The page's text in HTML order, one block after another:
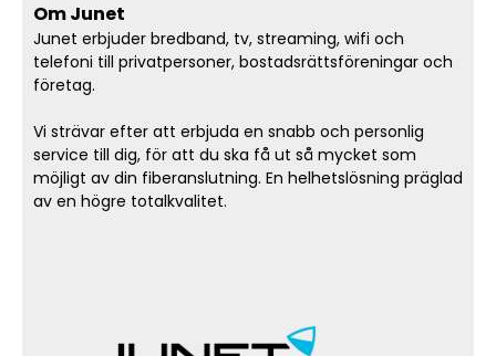
Om Junet
Junet erbjuder bredband, tv, streaming, wifi och
telefoni till privatpersoner, bostadsrättsföreningar och
företag.
Vi strävar efter att erbjuda en snabb och personlig
service till dig, för att du ska få ut så mycket som
möjligt av din fiberanslutning. En helhetslösning präglad
av en högre totalkvalitet.